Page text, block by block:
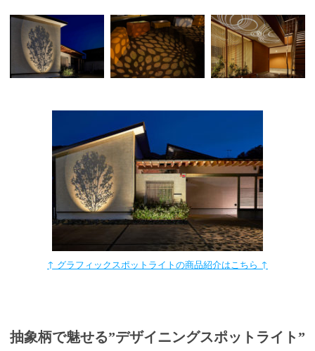
↑ グラフィックスポットライトの商品紹介はこちら ↑
抽象柄で魅せる”デザイニングスポットライト”